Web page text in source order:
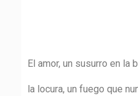
El amor, un susurro en la
la locura, un fuego que